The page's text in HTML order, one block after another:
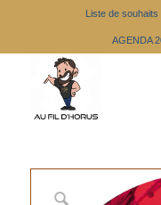
Liste de souhaits
AGENDA